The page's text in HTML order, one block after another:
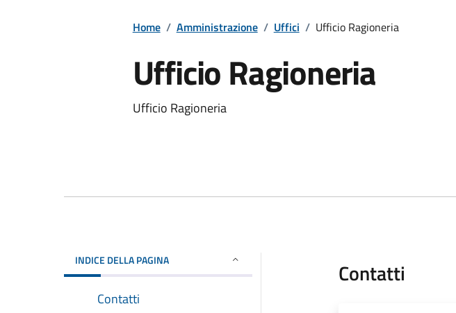
Home / Amministrazione / Uffici / Ufficio Ragioneria
Ufficio Ragioneria
Ufficio Ragioneria
INDICE DELLA PAGINA
Contatti
Contatti